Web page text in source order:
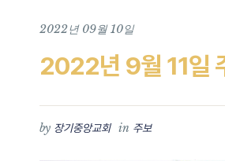
2022년 09월 10일
2022년 9월 11일
by 장기중앙교회 in 주보